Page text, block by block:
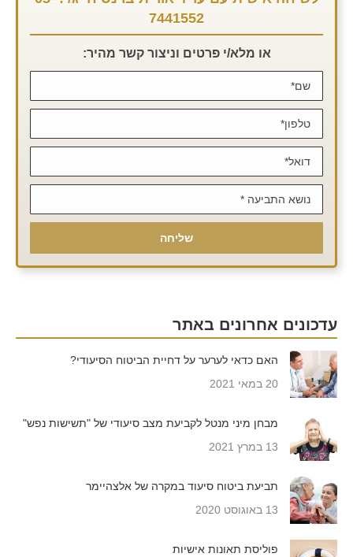
7441552
או מלא/י פרטים וניצור קשר מהיר:
עדכונים אחרונים באתר
האם כדאי לערער על דחיית הביטוח הסיעודי?
20 במאי 2021
מבחן מיני מנטל לקביעת מצב סיעודי של "תשישות נפש"
13 במרץ 2021
תביעת ביטוח סיעוד במקרה של אלצהיימר
13 באוגוסט 2020
פוליסת תאונות אישיות